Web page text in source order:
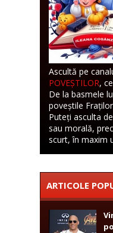
Ascultă pe
POVEȘTILOR,
De la basmele
poveștile
Puteți asculta
sau morală,
scurt, în maxim
ARTICOLE